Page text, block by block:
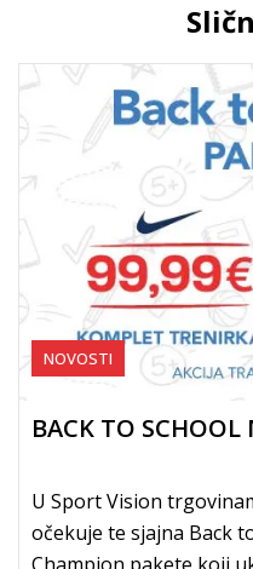
NOVOSTI
BACK TO SCHOOL
U Sport Vision
očekuje te sjajna Back